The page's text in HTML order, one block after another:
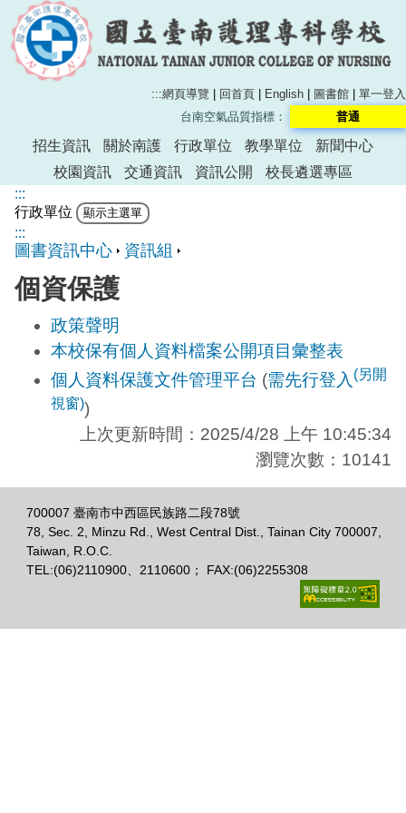
:::網頁導覽 | 回首頁 | English | 圖書館 | 單一登入
台南空氣品質指標：
普通
招生資訊 關於南護 行政單位 教學單位
新聞中心
校園資訊
交通資訊 資訊公開
校長遴選專區
:::
行政單位
:::
圖書資訊中心 資訊組
個資保護
政策聲明
本校保有個人資料檔案公開項目彙整表
個人資料保護文件管理平台 (需先行登入 (另開
視窗))
上次更新時間：2025/4/28 上午 10:45:34
瀏覽次數：10141
700007 臺南市中西區民族路二段78號
78, Sec. 2, Minzu Rd., West Central Dist., Tainan City 700007,
Taiwan, R.O.C.
TEL:(06)2110900、2110600； FAX:(06)2255308